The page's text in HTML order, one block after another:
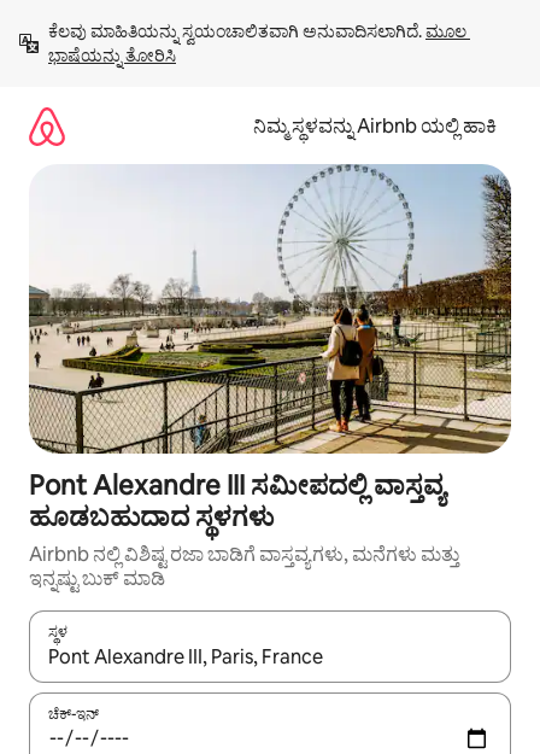
ಹೋಗಿ
ಕೆಲವು ಮಾಹಿತಿಯನ್ನು ಸ್ವಯಂಚಾಲಿತವಾಗಿ ಅನುವಾದಿಸಲಾಗಿದೆ. ಮೂಲ
ಭಾಷೆಯನ್ನು ತೋರಿಸಿ
ನಿಮ್ಮ ಸ್ಥಳವನ್ನು Airbnb ಯಲ್ಲಿ ಹಾಕಿ
Pont Alexandre III ಸಮೀಪದಲ್ಲಿ ವಾಸ್ತವ್ಯ
ಹೂಡಬಹುದಾದ ಸ್ಥಳಗಳು
Airbnb ನಲ್ಲಿ ವಿಶಿಷ್ಟ ರಜಾ ಬಾಡಿಗೆ ವಾಸ್ತವ್ಯಗಳು, ಮನೆಗಳು ಮತ್ತು
ಇನ್ನಷ್ಟು ಬುಕ್ ಮಾಡಿ
ಸ್ಥಳ
ಫಲಿತಾಂಶಗಳು ಲಭ್ಯವಿರುವಾಗ, ಅಪ್ ಮತ್ತು ಡೌನ್ ಬಾಣದ ಕೀಲಿಗಳೊಂದಿಗೆ
ಚೆಕ್-ಇನ್